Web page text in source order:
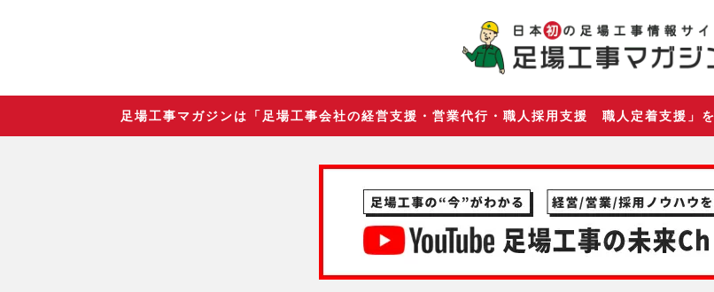
足場工事マガジンは「足場工事会社の経営支援・営業代行・職人採用支援 職人定着支援」